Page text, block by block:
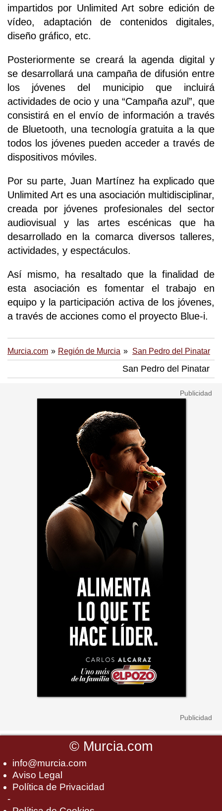
impartidos por Unlimited Art sobre edición de
vídeo, adaptación de contenidos digitales,
diseño gráfico, etc.
Posteriormente se creará la agenda digital y
se desarrollará una campaña de difusión entre
los jóvenes del municipio que incluirá
actividades de ocio y una “Campaña azul”, que
consistirá en el envío de información a través
de Bluetooth, una tecnología gratuita a la que
todos los jóvenes pueden acceder a través de
dispositivos móviles.
Por su parte, Juan Martínez ha explicado que
Unlimited Art es una asociación multidisciplinar,
creada por jóvenes profesionales del sector
audiovisual y las artes escénicas que ha
desarrollado en la comarca diversos talleres,
actividades, y espectáculos.
Así mismo, ha resaltado que la finalidad de
esta asociación es fomentar el trabajo en
equipo y la participación activa de los jóvenes,
a través de acciones como el proyecto Blue-i.
Murcia.com Región de Murcia San Pedro del Pinatar
San Pedro del Pinatar
© Murcia.com
info@murcia.com
Aviso Legal
Política de Privacidad
-